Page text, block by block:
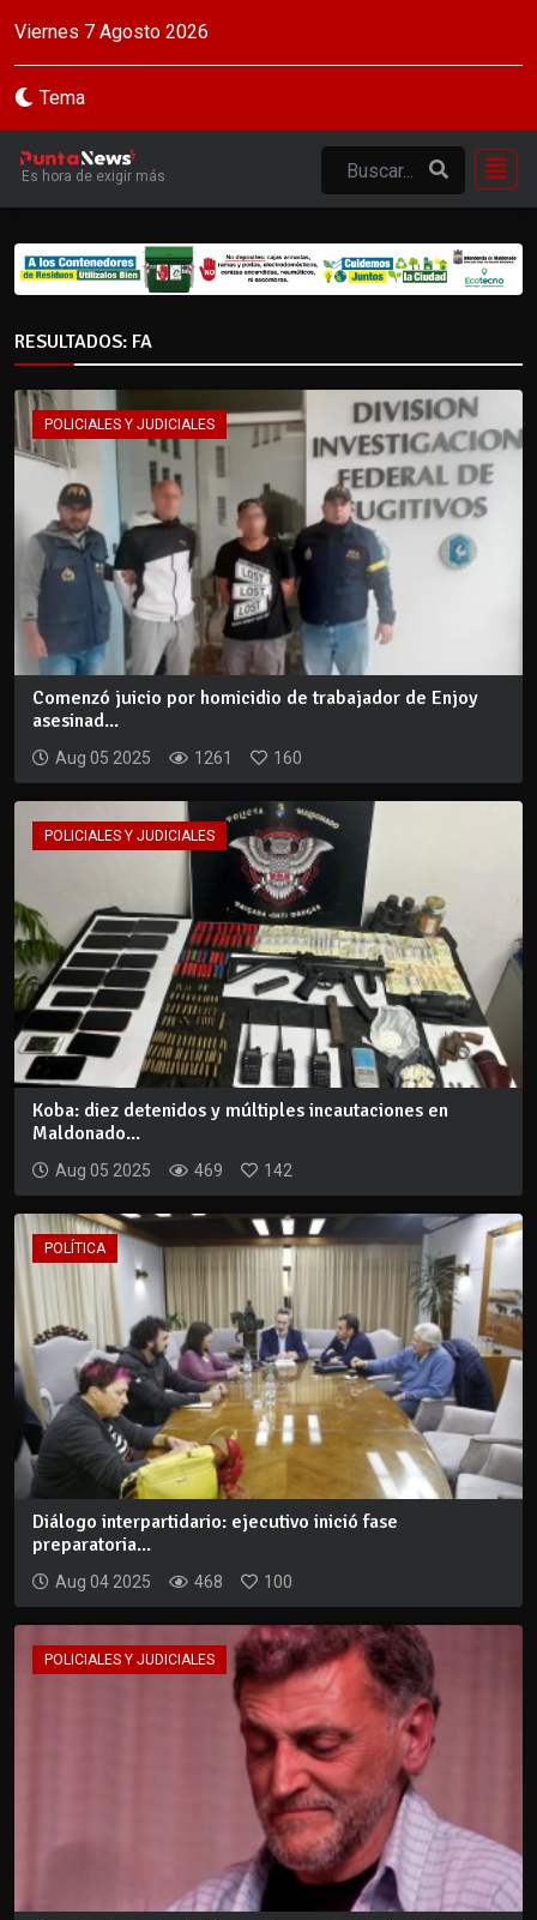
Viernes 7 Agosto 2026
Tema
Es hora de exigir más
RESULTADOS: FA
POLICIALES Y JUDICIALES
Comenzó juicio por homicidio de trabajador de Enjoy
asesinad...
Aug 05 2025 1261 160
POLICIALES Y JUDICIALES
Koba: diez detenidos y múltiples incautaciones en
Maldonado...
Aug 05 2025 469 142
POLÍTICA
Diálogo interpartidario: ejecutivo inició fase
preparatoria...
Aug 04 2025 468 100
POLICIALES Y JUDICIALES